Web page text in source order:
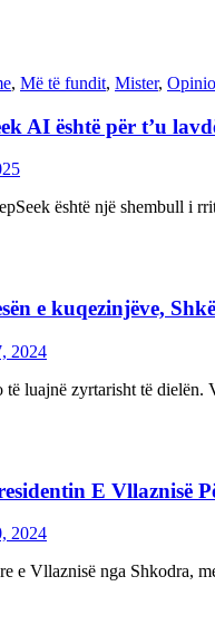
, Më të fundit, Mister,
AI është për t’u
është një shembull i
e kuqezinjëve,
2024
të luajnë zyrtarisht të
E Vllaznisë
2024
e Vllaznisë nga Shkodra,